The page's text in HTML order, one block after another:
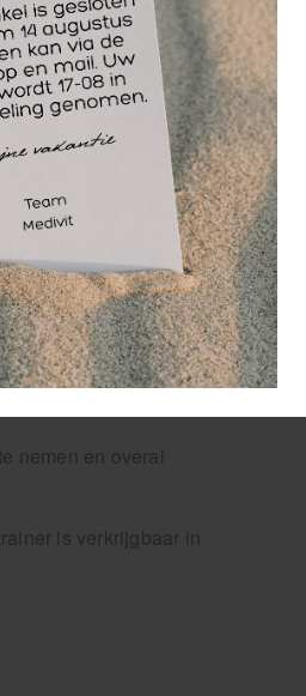
Eggsercizer:
Eggsercizer:
eigenschappen bij elke
latexvrije
normale
nemen en overal
is verkrijgbaar in